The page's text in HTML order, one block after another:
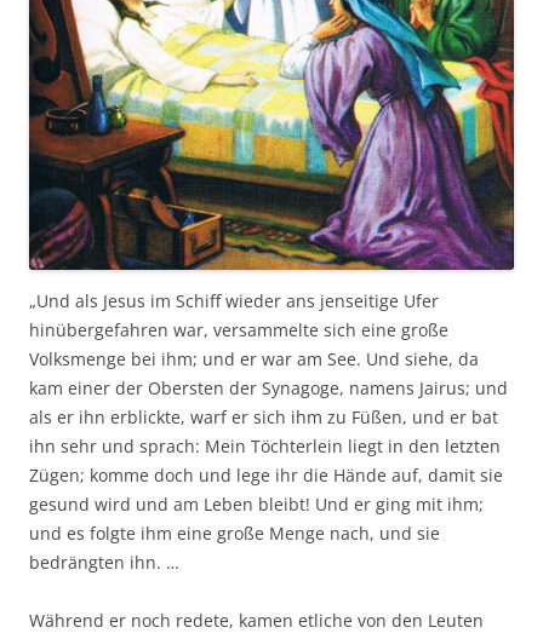
„Und als Jesus im Schiff wieder ans jenseitige Ufer
hinübergefahren war, versammelte sich eine große
Volksmenge bei ihm; und er war am See. Und siehe, da
kam einer der Obersten der Synagoge, namens Jairus; und
als er ihn erblickte, warf er sich ihm zu Füßen, und er bat
ihn sehr und sprach: Mein Töchterlein liegt in den letzten
Zügen; komme doch und lege ihr die Hände auf, damit sie
gesund wird und am Leben bleibt! Und er ging mit ihm;
und es folgte ihm eine große Menge nach, und sie
bedrängten ihn. …
Während er noch redete, kamen etliche von den Leuten